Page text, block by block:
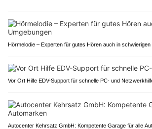
Hörmelodie – Experten für gutes Hören auch in schwierigen
Vor Ort Hilfe EDV-Support für schnelle PC- und
Autocenter Kehrsatz GmbH: Kompetente Garage für alle